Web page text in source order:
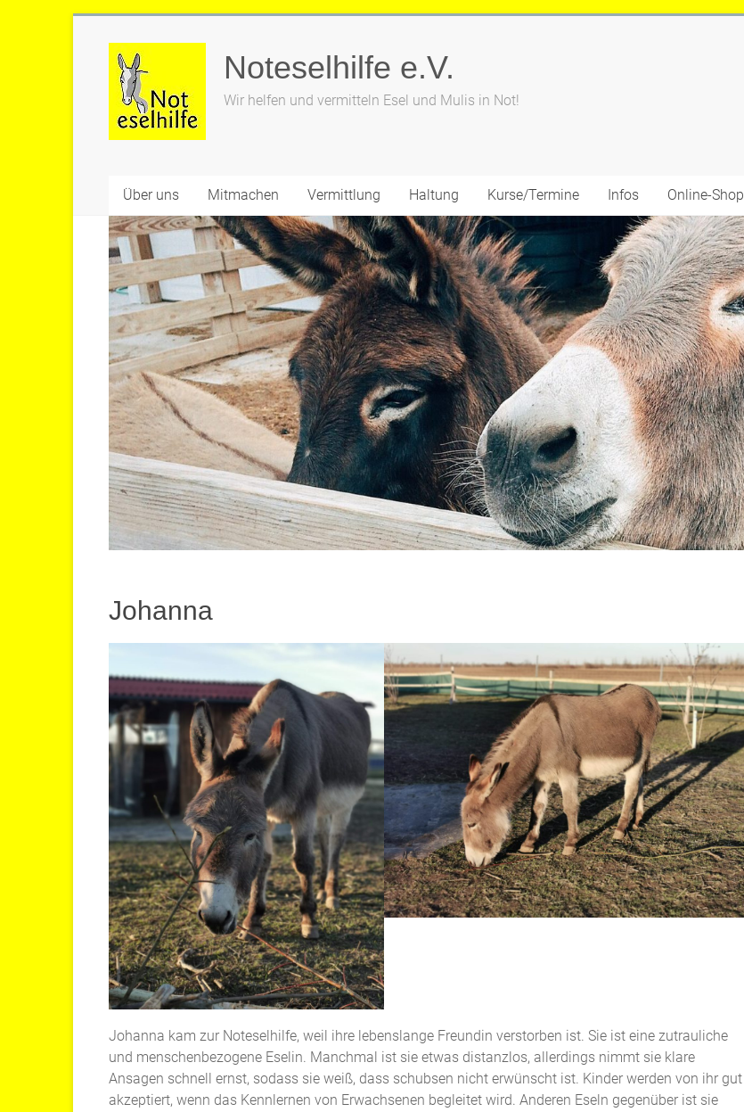
springen
Noteselhilfe e.V.
Wir helfen und vermitteln Esel und Mulis in Not!
Über uns Mitmachen Vermittlung Haltung Kurse/Termine Infos Online-Shop
Johanna
Johanna kam zur Noteselhilfe, weil ihre lebenslange Freundin verstorben ist. Sie ist eine zutrauliche
und menschenbezogene Eselin. Manchmal ist sie etwas distanzlos, allerdings nimmt sie klare
Ansagen schnell ernst, sodass sie weiß, dass schubsen nicht erwünscht ist. Kinder werden von ihr gut
akzeptiert, wenn das Kennlernen von Erwachsenen begleitet wird. Anderen Eseln gegenüber ist sie